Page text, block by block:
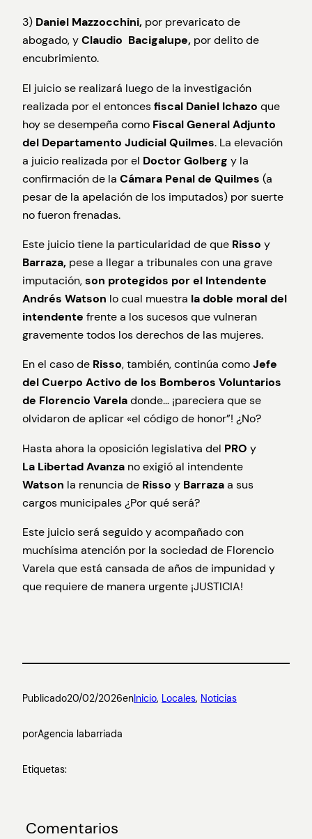
3) Daniel Mazzocchini, por prevaricato de
abogado, yClaudio Bacigalupe, por delito de
encubrimiento.
El juicio se realizará luego de la investigación
realizada por el entoncesfiscal Daniel Ichazo que
hoy se desempeña como Fiscal General Adjunto
del Departamento Judicial Quilmes. La elevación
a juicio realizada por el Doctor Golberg y la
confirmación de la Cámara Penal de Quilmes (a
pesar de la apelación de los imputados) por suerte
no fueron frenadas.
Este juicio tiene la particularidad de que Risso y
Barraza, pese a llegar a tribunales con una grave
imputación,son protegidos por el Intendente
Andrés Watson lo cual muestra la doble moral del
intendente frente a los sucesos que vulneran
gravemente todos los derechos de las mujeres.
En el caso de Risso, también, continúa comoJefe
del Cuerpo Activo de los Bomberos Voluntarios
de Florencio Vareladonde… ¡pareciera que se
olvidaron de aplicar «el código de honor”! ¿No?
Hasta ahora la oposición legislativa del PRO y
La Libertad Avanza no exigió al intendente
Watson la renuncia de Risso y Barrazaa sus
cargos municipales ¿Por qué será?
Este juicio será seguido y acompañado con
muchísima atención por la sociedad de Florencio
Varela que está cansada de años de impunidad y
que requiere de manera urgente ¡JUSTICIA!
Publicado20/02/2026en Inicio, Locales, Noticias
porAgencia labarriada
Etiquetas:
Comentarios